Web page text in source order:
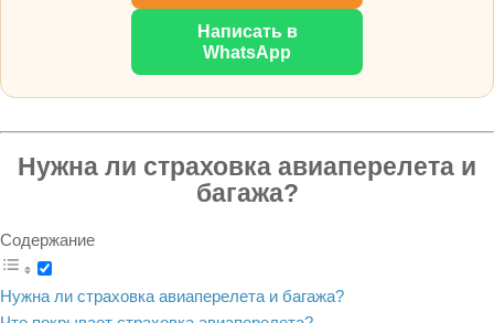
Написать в
WhatsApp
Нужна ли страховка авиаперелета и
багажа?
Содержание
Нужна ли страховка авиаперелета и багажа?